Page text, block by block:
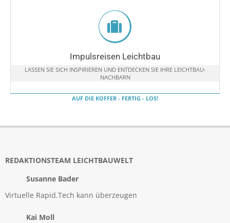
Impulsreisen Leichtbau
LASSEN SIE SICH INSPIRIEREN UND ENTDECKEN SIE IHRE LEICHTBAU-
NACHBARN
AUF DIE KOFFER - FERTIG - LOS!
REDAKTIONSTEAM LEICHTBAUWELT
Susanne Bader
Virtuelle Rapid.Tech kann überzeugen
Kai Moll